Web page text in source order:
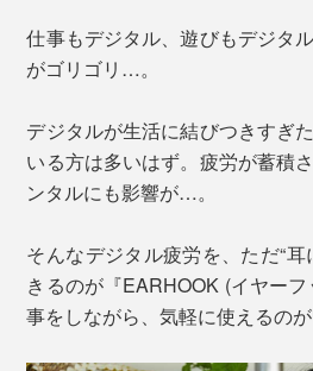
仕事もデジタル、遊びもデジタ
がゴリゴリ…。
デジタルが生活に結びつきすぎ
いる方は多いはず。疲労が蓄積
ンタルにも影響が…。
そんなデジタル疲労を、ただ“
きるのが『EARHOOK (イヤー
事をしながら、気軽に使えるのが